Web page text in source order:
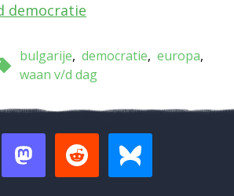
democratie
bulgarije democratie europa
waan v/d dag